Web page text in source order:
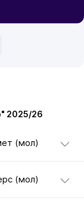
2025/26
(мол)
(мол)